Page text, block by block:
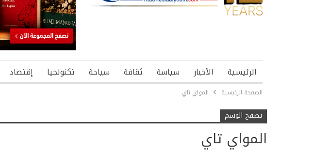
الرئيسية الأخبار سياسة ثقافة سياحة تكنولجيا إقتصاد
الصفحة الرئيسية المواي تاي
تصفح الوسم
المواي تاي